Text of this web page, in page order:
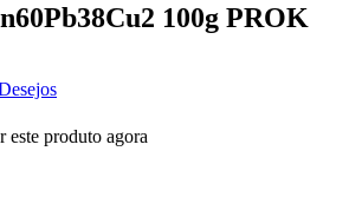
100g PROK
este produto agora